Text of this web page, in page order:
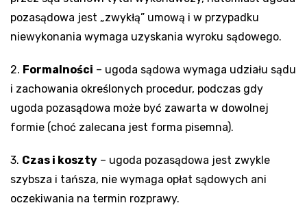
pozasądowa jest „zwykłą” umową i w przypadku
niewykonania wymaga uzyskania wyroku sądowego.
2. Formalności – ugoda sądowa wymaga udziału sądu
i zachowania określonych procedur, podczas gdy
ugoda pozasądowa może być zawarta w dowolnej
formie (choć zalecana jest forma pisemna).
3. Czas i koszty – ugoda pozasądowa jest zwykle
szybsza i tańsza, nie wymaga opłat sądowych ani
oczekiwania na termin rozprawy.